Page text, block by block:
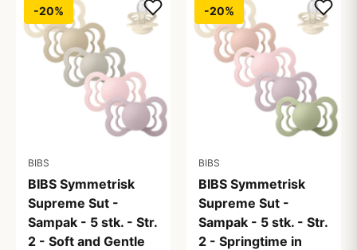
-20%
BIBS
BIBS Symmetrisk
Supreme Sut -
Sampak - 5 stk. - Str.
2 - Soft and Gentle
-20%
BIBS
BIBS Symmetrisk
Supreme Sut -
Sampak - 5 stk. - Str.
2 - Springtime in